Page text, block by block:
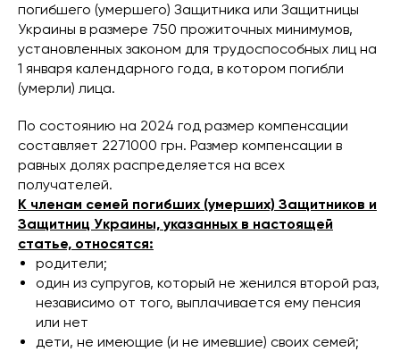
погибшего (умершего) Защитника или Защитницы
Украины в размере 750 прожиточных минимумов,
установленных законом для трудоспособных лиц на
1 января календарного года, в котором погибли
(умерли) лица.
По состоянию на 2024 год размер компенсации
составляет 2271000 грн. Размер компенсации в
равных долях распределяется на всех
получателей.
К членам семей погибших (умерших) Защитников и
Защитниц Украины, указанных в настоящей
статье, относятся:
родители;
один из супругов, который не женился второй раз,
независимо от того, выплачивается ему пенсия
или нет
дети, не имеющие (и не имевшие) своих семей;